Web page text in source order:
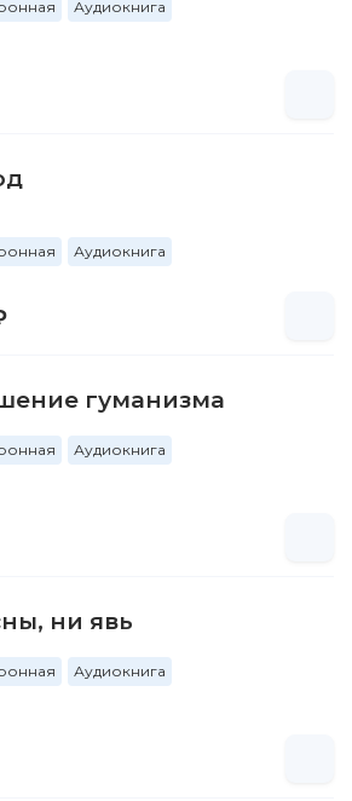
Аудиокнига
Аудиокнига
гуманизма
Аудиокнига
ни явь
Аудиокнига